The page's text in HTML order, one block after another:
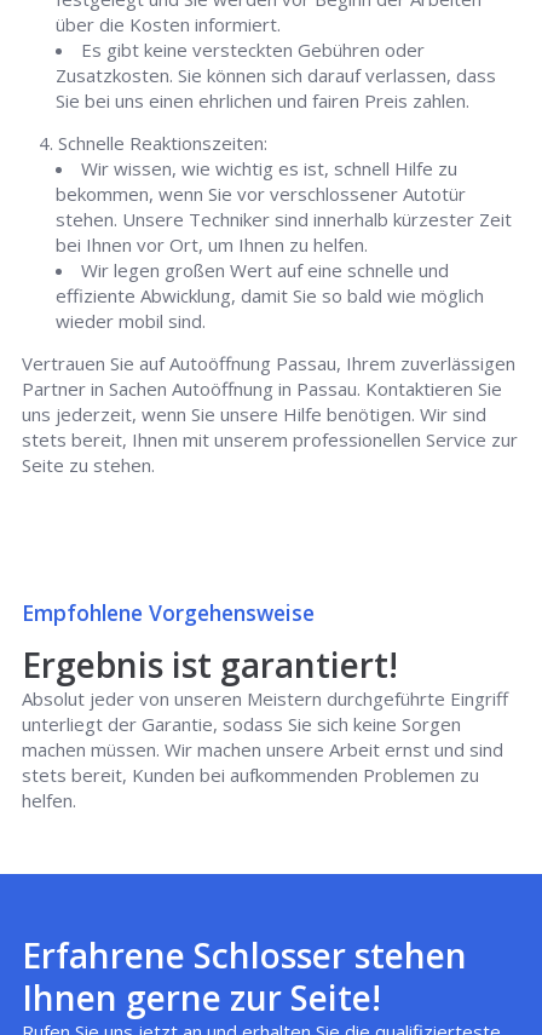
über die Kosten informiert.
Es gibt keine versteckten Gebühren oder
Zusatzkosten. Sie können sich darauf verlassen, dass
Sie bei uns einen ehrlichen und fairen Preis zahlen.
Schnelle Reaktionszeiten:
Wir wissen, wie wichtig es ist, schnell Hilfe zu
bekommen, wenn Sie vor verschlossener Autotür
stehen. Unsere Techniker sind innerhalb kürzester Zeit
bei Ihnen vor Ort, um Ihnen zu helfen.
Wir legen großen Wert auf eine schnelle und
effiziente Abwicklung, damit Sie so bald wie möglich
wieder mobil sind.
Vertrauen Sie auf Autoöffnung Passau, Ihrem zuverlässigen
Partner in Sachen Autoöffnung in Passau. Kontaktieren Sie
uns jederzeit, wenn Sie unsere Hilfe benötigen. Wir sind
stets bereit, Ihnen mit unserem professionellen Service zur
Seite zu stehen.
Empfohlene Vorgehensweise
Ergebnis ist garantiert!
Absolut jeder von unseren Meistern durchgeführte Eingriff
unterliegt der Garantie, sodass Sie sich keine Sorgen
machen müssen. Wir machen unsere Arbeit ernst und sind
stets bereit, Kunden bei aufkommenden Problemen zu
helfen.
Erfahrene Schlosser stehen
Ihnen gerne zur Seite!